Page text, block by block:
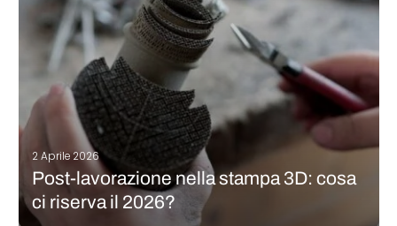
2 Aprile 2026
Post-lavorazione nella stampa 3D: cosa
ci riserva il 2026?